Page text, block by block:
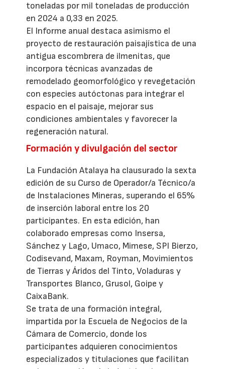
toneladas por mil toneladas de producción
en 2024 a 0,33 en 2025.
El Informe anual destaca asimismo el
proyecto de restauración paisajística de una
antigua escombrera de ilmenitas, que
incorpora técnicas avanzadas de
remodelado geomorfológico y revegetación
con especies autóctonas para integrar el
espacio en el paisaje, mejorar sus
condiciones ambientales y favorecer la
regeneración natural.
Formación y divulgación del sector
La Fundación Atalaya ha clausurado la sexta
edición de su Curso de Operador/a Técnico/a
de Instalaciones Mineras, superando el 65%
de inserción laboral entre los 20
participantes. En esta edición, han
colaborado empresas como Insersa,
Sánchez y Lago, Umaco, Mimese, SPI Bierzo,
Codisevand, Maxam, Royman, Movimientos
de Tierras y Áridos del Tinto, Voladuras y
Transportes Blanco, Grusol, Goipe y
CaixaBank.
Se trata de una formación integral,
impartida por la Escuela de Negocios de la
Cámara de Comercio, donde los
participantes adquieren conocimientos
especializados y titulaciones que facilitan